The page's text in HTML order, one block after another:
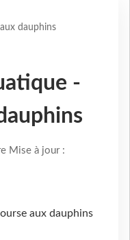
dauphins
-
Mise à jour :